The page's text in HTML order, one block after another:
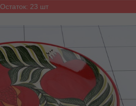
Остаток: 23 шт